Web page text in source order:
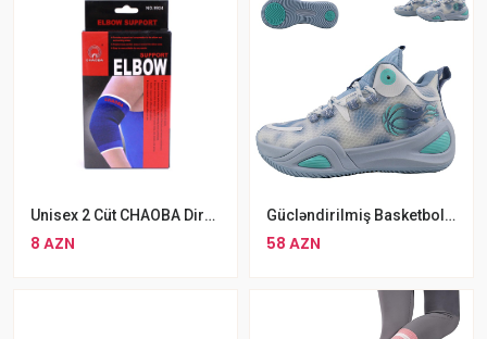
Unisex 2 Cüt CHAOBA Dirsək Qoruyucu Dəstək
8 AZN
Gücləndirilmiş Basketbol Ayaqqabısı
58 AZN